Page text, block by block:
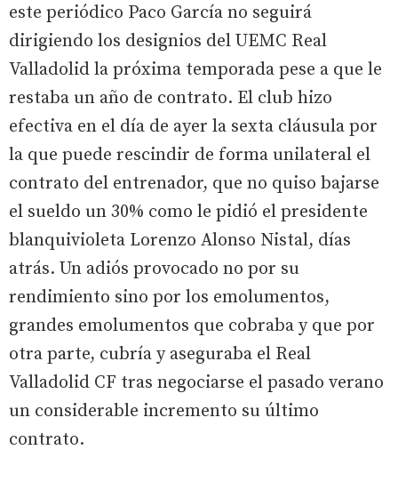
este periódico Paco García no seguirá
dirigiendo los designios del UEMC Real
Valladolid la próxima temporada pese a que le
restaba un año de contrato. El club hizo
efectiva en el día de ayer la sexta cláusula por
la que puede rescindir de forma unilateral el
contrato del entrenador, que no quiso bajarse
el sueldo un 30% como le pidió el presidente
blanquivioleta Lorenzo Alonso Nistal, días
atrás. Un adiós provocado no por su
rendimiento sino por los emolumentos,
grandes emolumentos que cobraba y que por
otra parte, cubría y aseguraba el Real
Valladolid CF tras negociarse el pasado verano
un considerable incremento su último
contrato.